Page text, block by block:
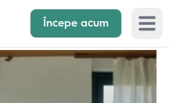
Începe acum Open